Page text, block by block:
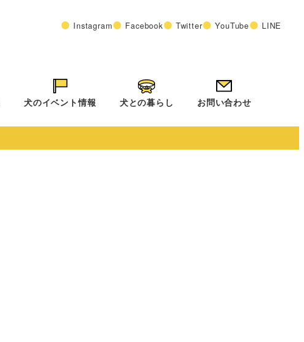
Instagram Facebook Twitter YouTube LINE
犬のイベント情報 犬との暮らし お問い合わせ